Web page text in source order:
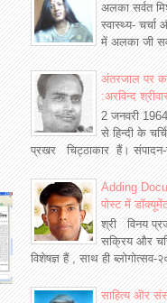
अलका सर्वत
स्वास्थ्य- चर्चा
में अलका जी
अंतरजाल पर
:अरविन्द
2 जनवरी 1964
से हिन्दी के
प्रखर चिट्ठाकार हैं।
Adding
पोस्ट में
श्री विनय
सक्रिय और
विशेषज्ञ हैं , साथ ही
साहित्य ऒर